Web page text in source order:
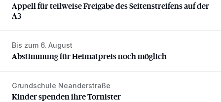
Appell für teilweise Freigabe des Seitenstreifens auf der
A3
Abstimmung für Heimatpreis noch möglich
Bis zum 6. August
Abstimmung für Heimatpreis noch möglich
Kinder spenden ihre Tornister
Grundschule Neanderstraße
Kinder spenden ihre Tornister